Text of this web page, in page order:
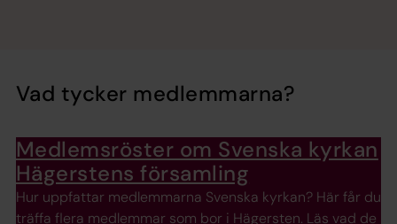
Vad tycker medlemmarna?
Medlemsröster om Svenska kyrkan
Hägerstens församling
Hur uppfattar medlemmarna Svenska kyrkan? Här får du
träffa flera medlemmar som bor i Hägersten. Läs vad de